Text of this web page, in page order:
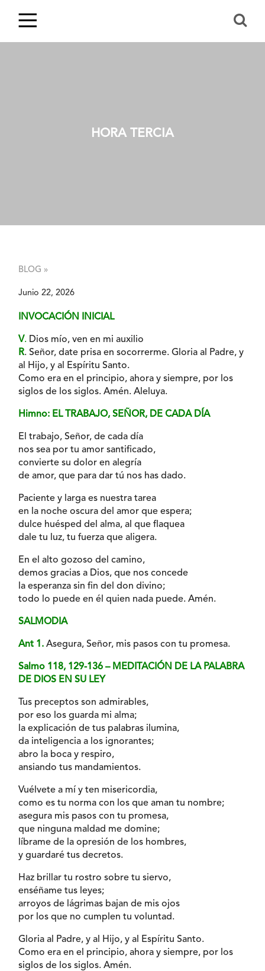
HORA TERCIA
BLOG »
Junio 22, 2026
INVOCACIÓN INICIAL
V. Dios mío, ven en mi auxilio
R. Señor, date prisa en socorrerme. Gloria al Padre, y
al Hijo, y al Espíritu Santo.
Como era en el principio, ahora y siempre, por los
siglos de los siglos. Amén. Aleluya.
Himno: EL TRABAJO, SEÑOR, DE CADA DÍA
El trabajo, Señor, de cada día
nos sea por tu amor santificado,
convierte su dolor en alegría
de amor, que para dar tú nos has dado.
Paciente y larga es nuestra tarea
en la noche oscura del amor que espera;
dulce huésped del alma, al que flaquea
dale tu luz, tu fuerza que aligera.
En el alto gozoso del camino,
demos gracias a Dios, que nos concede
la esperanza sin fin del don divino;
todo lo puede en él quien nada puede. Amén.
SALMODIA
Ant 1. Asegura, Señor, mis pasos con tu promesa.
Salmo 118, 129-136 – MEDITACIÓN DE LA PALABRA
DE DIOS EN SU LEY
Tus preceptos son admirables,
por eso los guarda mi alma;
la explicación de tus palabras ilumina,
da inteligencia a los ignorantes;
abro la boca y respiro,
ansiando tus mandamientos.
Vuélvete a mí y ten misericordia,
como es tu norma con los que aman tu nombre;
asegura mis pasos con tu promesa,
que ninguna maldad me domine;
líbrame de la opresión de los hombres,
y guardaré tus decretos.
Haz brillar tu rostro sobre tu siervo,
enséñame tus leyes;
arroyos de lágrimas bajan de mis ojos
por los que no cumplen tu voluntad.
Gloria al Padre, y al Hijo, y al Espíritu Santo.
Como era en el principio, ahora y siempre, por los
siglos de los siglos. Amén.